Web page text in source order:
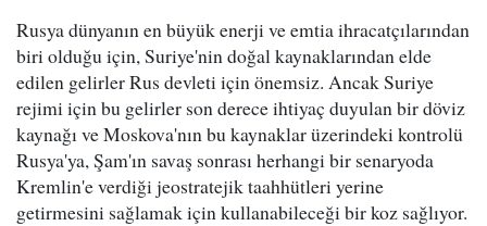
Rusya dünyanın en büyük enerji ve emtia ihracatçılarından
biri olduğu için, Suriye'nin doğal kaynaklarından elde
edilen gelirler Rus devleti için önemsiz. Ancak Suriye
rejimi için bu gelirler son derece ihtiyaç duyulan bir döviz
kaynağı ve Moskova'nın bu kaynaklar üzerindeki kontrolü
Rusya'ya, Şam'ın savaş sonrası herhangi bir senaryoda
Kremlin'e verdiği jeostratejik taahhütleri yerine
getirmesini sağlamak için kullanabileceği bir koz sağlıyor.